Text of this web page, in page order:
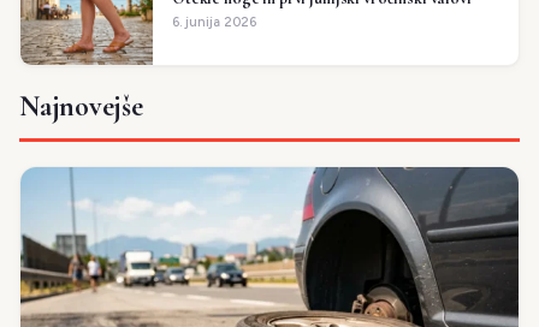
6. junija 2026
Najnovejše